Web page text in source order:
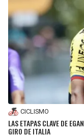
CICLISMO
LAS ETAPAS CLAVE DE
GIRO DE ITALIA